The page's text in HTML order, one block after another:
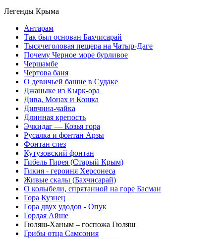
Легенды Крыма
Антарам
Так был основан Бахчисарай
Тысячеголовая пещера на Чатыр-Даге
Почему Черное море бурливое
Чершамбе
Чертова баня
О девичьей башне в Судаке
Джаныке из Кырк-ора
Дива, Монах и Кошка
Дивчина-чайка
Длинная крепость
Эчкидаг — Козья гора
Русалка и фонтан Арзы
Фонтан слез
Кутузовский фонтан
Гибель Гирея (Старый Крым)
Гикия - героиня Херсонеса
Живые скалы (Бахчисарай)
О колыбели, спрятанной на горе Басман
Гора Кузнец
Гора двух удодов - Опук
Гордая Айше
Гюляш-Ханым – госпожа Гюляш
Грибы отца Самсония